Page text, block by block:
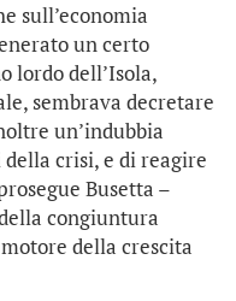
sull’economia
un certo
lordo dell’Isola,
sembrava decretare
un’indubbia
crisi, e di reagire
Busetta –
congiuntura
della crescita